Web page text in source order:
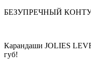
БЕЗУПРЕЧНЫЙ
Карандаши JOLIES
губ!